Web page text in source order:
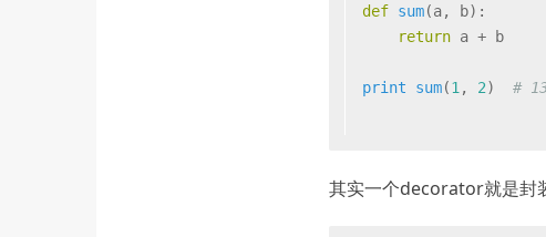
def sum(a, b):
return a + b
print sum(1 , 2) #
其实一个decorator就是封